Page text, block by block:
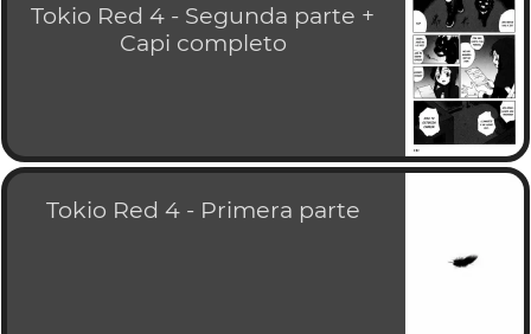
Tokio Red 4 - Segunda parte +
Capi completo
Tokio Red 4 - Primera parte